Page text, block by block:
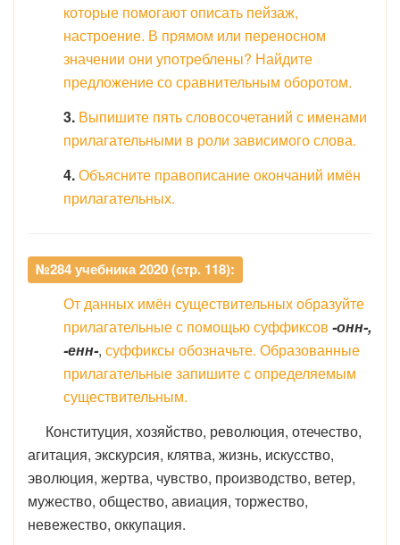
которые помогают описать пейзаж,
настроение. В прямом или переносном
значении они употреблены? Найдите
предложение со сравнительным оборотом.
3. Выпишите пять словосочетаний с именами
прилагательными в роли зависимого слова.
4.Объясните правописание окончаний имён
прилагательных.
№284 учебника 2020 (стр. 118):
От данных имён существительных образуйте
прилагательные с помощью суффиксов -онн-,
-енн-, суффиксы обозначьте. Образованные
прилагательные запишите с определяемым
существительным.
Конституция, хозяйство, революция, отечество,
агитация, экскурсия, клятва, жизнь, искусство,
эволюция, жертва, чувство, производство, ветер,
мужество, общество, авиация, торжество,
невежество, оккупация.